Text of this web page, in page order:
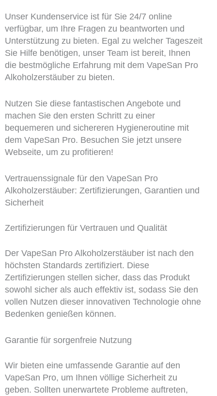
Unser Kundenservice ist für Sie 24/7 online
verfügbar, um Ihre Fragen zu beantworten und
Unterstützung zu bieten. Egal zu welcher Tageszeit
Sie Hilfe benötigen, unser Team ist bereit, Ihnen
die bestmögliche Erfahrung mit dem VapeSan Pro
Alkoholzerstäuber zu bieten.
Nutzen Sie diese fantastischen Angebote und
machen Sie den ersten Schritt zu einer
bequemeren und sichereren Hygieneroutine mit
dem VapeSan Pro. Besuchen Sie jetzt unsere
Webseite, um zu profitieren!
Vertrauenssignale für den VapeSan Pro
Alkoholzerstäuber: Zertifizierungen, Garantien und
Sicherheit
Zertifizierungen für Vertrauen und Qualität
Der VapeSan Pro Alkoholzerstäuber ist nach den
höchsten Standards zertifiziert. Diese
Zertifizierungen stellen sicher, dass das Produkt
sowohl sicher als auch effektiv ist, sodass Sie den
vollen Nutzen dieser innovativen Technologie ohne
Bedenken genießen können.
Garantie für sorgenfreie Nutzung
Wir bieten eine umfassende Garantie auf den
VapeSan Pro, um Ihnen völlige Sicherheit zu
geben. Sollten unerwartete Probleme auftreten,